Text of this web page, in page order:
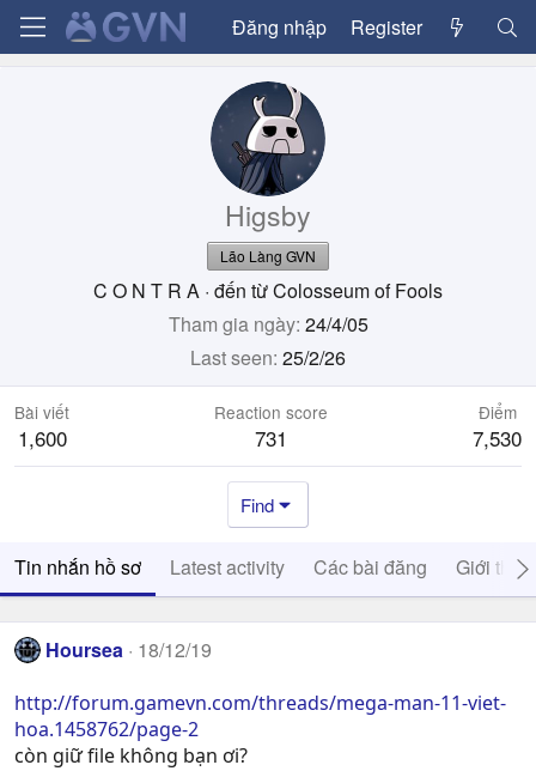
Đăng nhập Register
Higsby
Lão Làng GVN
C O N T R A · đến từColosseum of Fools
Tham gia ngày 24/4/05
Last seen 25/2/26
Bài viết
1,600
Reaction score
731
Điểm
7,530
Find
Tin nhắn hồ sơ Latest activity Các bài đăng Giới thiệu
Hoursea 18/12/19
http://forum.gamevn.com/threads/mega-man-11-viet-
hoa.1458762/page-2
còn giữ file không bạn ơi?